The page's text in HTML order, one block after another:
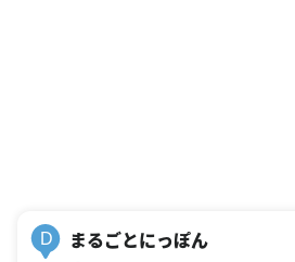
D まるごとにっぽん